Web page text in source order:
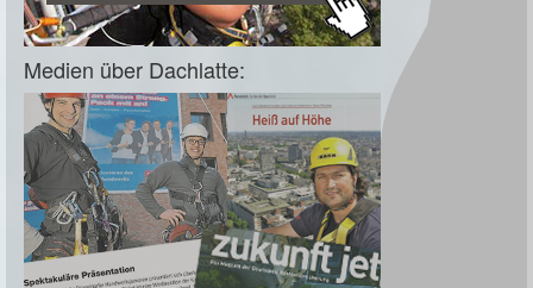
Medien über Dachlatte: